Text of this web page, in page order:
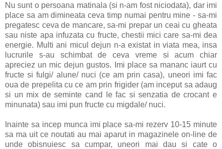
Nu sunt o persoana matinala (si n-am fost niciodata), dar imi
place sa am dimineata ceva timp numai pentru mine - sa-mi
pregatesc ceva de mancare, sa-mi prepar un ceai cu gheata
sau niste apa infuzata cu fructe, chestii mici care sa-mi dea
energie. Multi ani micul dejun n-a existat in viata mea, insa
lucrurile s-au schimbat de ceva vreme si acum chiar
apreciez un mic dejun gustos. Imi place sa mananc iaurt cu
fructe si fulgi/ alune/ nuci (ce am prin casa), uneori imi fac
oua de prepelita cu ce am prin frigider (am inceput sa adaug
si un mix de seminte cand le fac si senzatia de crocant e
minunata) sau imi pun fructe cu migdale/ nuci.
Inainte sa incep munca imi place sa-mi rezerv 10-15 minute
sa ma uit ce noutati au mai aparut in magazinele on-line de
unde obisnuiesc sa cumpar, uneori mai dau si cate o